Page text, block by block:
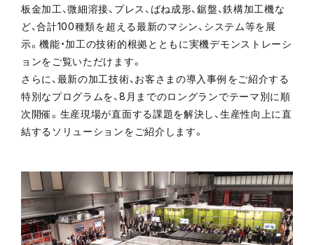
板金加工、微細溶接、プレス、ばね成形、鋸盤、鉄構加工機な
ど、合計100種類を超える最新のマシン、システム等を展
示。機能・加工の技術的根拠とともに実機デモンストレーシ
ョンをご覧いただけます。
さらに、最新の加工技術、お客さまの導入事例をご紹介する
特別なプログラムを、8月までのロングランでテーマ別に順
次開催。生産現場が直面する課題を解決し、生産性向上に直
結するソリューションをご紹介します。